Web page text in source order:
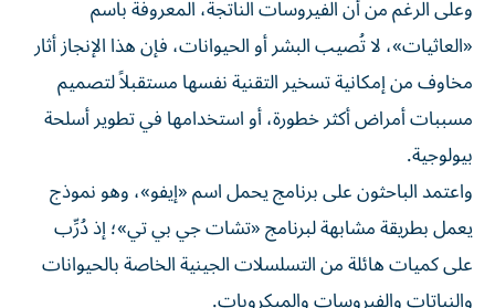
وعلى الرغم من أن الفيروسات الناتجة، المعروفة باسم
«العاثيات»، لا تُصيب البشر أو الحيوانات، فإن هذا الإنجاز أثار
مخاوف من إمكانية تسخير التقنية نفسها مستقبلاً لتصميم
مسببات أمراض أكثر خطورة، أو استخدامها في تطوير أسلحة
بيولوجية.
واعتمد الباحثون على برنامج يحمل اسم «إيفو»، وهو نموذج
يعمل بطريقة مشابهة لبرنامج «تشات جي بي تي»؛ إذ دُرِّب
على كميات هائلة من التسلسلات الجينية الخاصة بالحيوانات